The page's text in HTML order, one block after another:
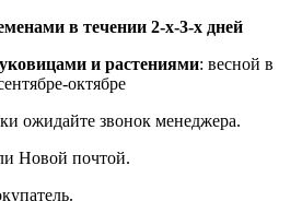
в течении 2-х-3-х дней
и растениями: весной в
октябре
ожидайте звонок менеджера.
Новой почтой.